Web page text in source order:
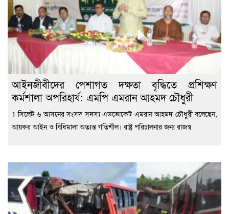
‎আইনজীবীদের পেশাগত দক্ষতা বৃদ্ধিতে প্রশিক্ষণ
কর্মশালা অপরিহার্য: এমপি এমরান আহমদ চৌধুরী
1 ‎সিলেট-৬ আসনের সংসদ সদস্য এডভোকেট এমরান আহমদ চৌধুরী বলেছেন,
আয়কর আইন ও বিধিমালা অত্যন্ত গতিশীল। রাষ্ট্র পরিচালনার জন্য রাজস্ব